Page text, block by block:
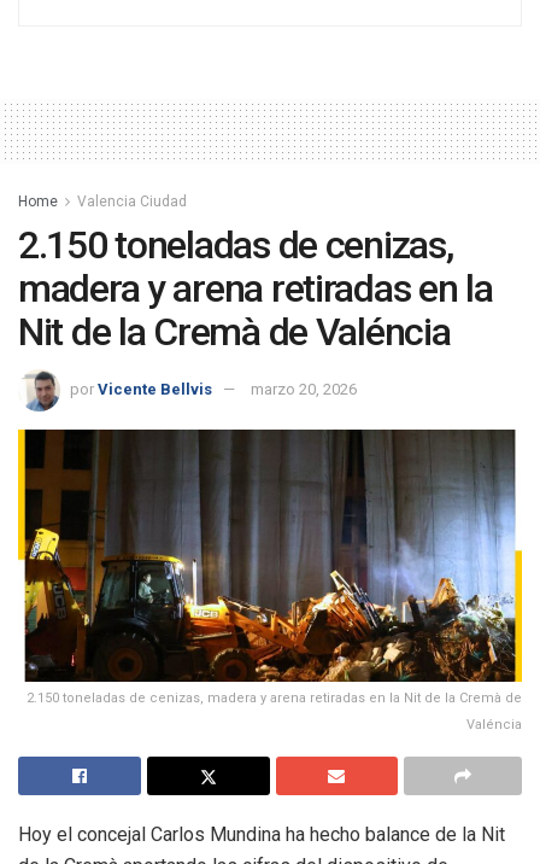
Home Valencia Ciudad
2.150 toneladas de cenizas,
madera y arena retiradas en la
Nit de la Cremà de Valéncia
por Vicente Bellvis marzo 20, 2026
2.150 toneladas de cenizas, madera y arena retiradas en la Nit de la Cremà de
Valéncia
Hoy el concejal Carlos Mundina ha hecho balance de la Nit